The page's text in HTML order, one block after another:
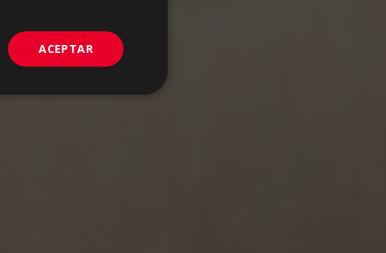
PORTUGUESE
ACEPTAR